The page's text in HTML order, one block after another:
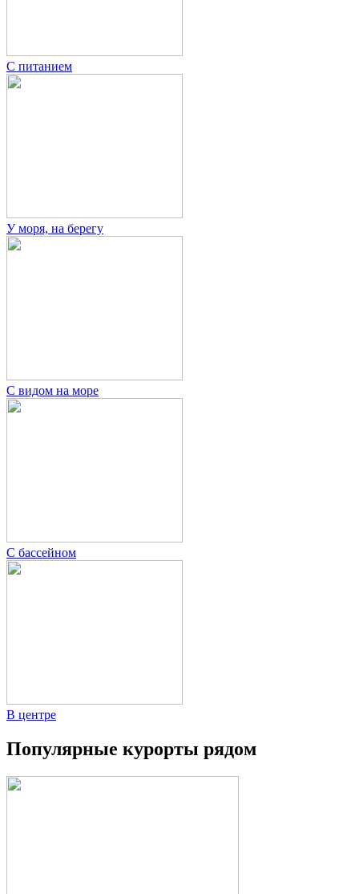
С питанием
У моря, на берегу
С видом на море
С бассейном
В центре
Популярные курорты рядом